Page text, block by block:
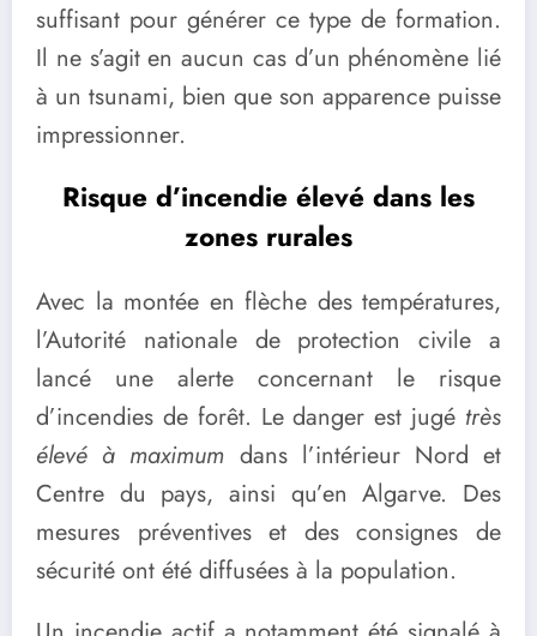
suffisant pour générer ce type de formation.
Il ne s’agit en aucun cas d’un phénomène lié
à un tsunami, bien que son apparence puisse
impressionner.
Risque d’incendie élevé dans les
zones rurales
Avec la montée en flèche des températures,
l’Autorité nationale de protection civile a
lancé une alerte concernant le risque
d’incendies de forêt. Le danger est jugé très
élevé à maximum dans l’intérieur Nord et
Centre du pays, ainsi qu’en Algarve. Des
mesures préventives et des consignes de
sécurité ont été diffusées à la population.